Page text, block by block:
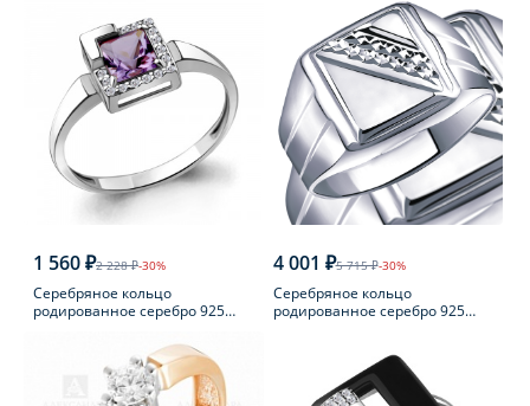
1 560 ₽2 228 ₽-30%
Серебряное кольцо
родированное серебро 925
4 001 ₽5 715 ₽-30%
Серебряное кольцо
родированное серебро 925